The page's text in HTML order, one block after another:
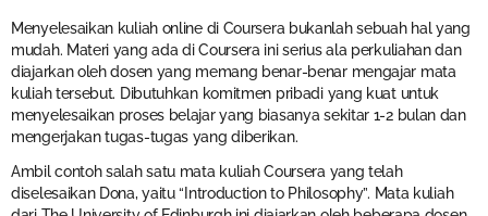
Menyelesaikan kuliah online di Coursera bukanlah sebuah hal yang
mudah. Materi yang ada di Coursera ini serius ala perkuliahan dan
diajarkan oleh dosen yang memang benar-benar mengajar mata
kuliah tersebut. Dibutuhkan komitmen pribadi yang kuat untuk
menyelesaikan proses belajar yang biasanya sekitar 1-2 bulan dan
mengerjakan tugas-tugas yang diberikan.
Ambil contoh salah satu mata kuliah Coursera yang telah
diselesaikan Dona, yaitu “Introduction to Philosophy”. Mata kuliah